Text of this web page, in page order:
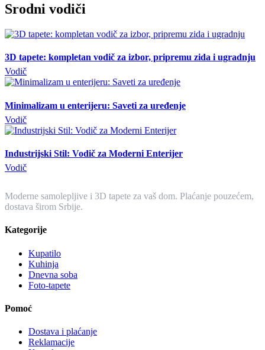
Srodni vodiči
3D tapete: kompletan vodič za izbor, pripremu zida i ugradnju
Vodič
Minimalizam u enterijeru: Saveti za uređenje
Vodič
Industrijski Stil: Vodič za Moderni Enterijer
Vodič
Moderne samolepljive i 3D tapete za vaš dom. Plaćanje pouzećem,
dostava širom Srbije.
Kategorije
Kupatilo
Kuhinja
Dnevna soba
Foto-tapete
Pomoć
Dostava i plaćanje
Reklamacije